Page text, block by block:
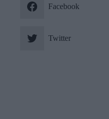
Facebook
Twitter